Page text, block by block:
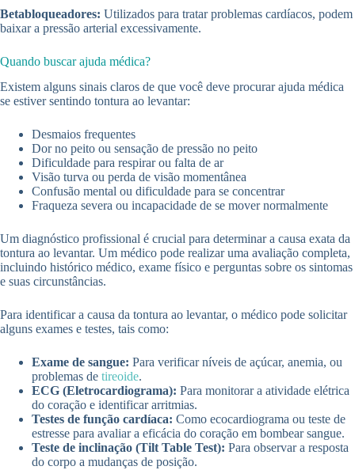
Betabloqueadores: Utilizados para tratar problemas cardíacos, podem
baixar a pressão arterial excessivamente.
Quando buscar ajuda médica?
Existem alguns sinais claros de que você deve procurar ajuda médica
se estiver sentindo tontura ao levantar:
Desmaios frequentes
Dor no peito ou sensação de pressão no peito
Dificuldade para respirar ou falta de ar
Visão turva ou perda de visão momentânea
Confusão mental ou dificuldade para se concentrar
Fraqueza severa ou incapacidade de se mover normalmente
Um diagnóstico profissional é crucial para determinar a causa exata da
tontura ao levantar. Um médico pode realizar uma avaliação completa,
incluindo histórico médico, exame físico e perguntas sobre os sintomas
e suas circunstâncias.
Para identificar a causa da tontura ao levantar, o médico pode solicitar
alguns exames e testes, tais como:
Exame de sangue: Para verificar níveis de açúcar, anemia, ou
problemas de tireoide.
ECG (Eletrocardiograma): Para monitorar a atividade elétrica
do coração e identificar arritmias.
Testes de função cardíaca: Como ecocardiograma ou teste de
estresse para avaliar a eficácia do coração em bombear sangue.
Teste de inclinação (Tilt Table Test): Para observar a resposta
do corpo a mudanças de posição.